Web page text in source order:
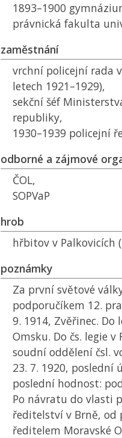
1893–1900
právnická fakulta
zaměstnání
vrchní policejní rada
letech 1921–1929),
sekční šéf
republiky,
1930–1939 policejní
odborné a zájmové
ČOL,
SOPVaP
hrob
hřbitov v Palkovicích
poznámky
Za první světové
podporučíkem 12.
9. 1914, Zvěřinec. Do
Omsku. Do čs. legie v
soudní oddělení čsl.
23. 7. 1920, poslední
poslední hodnost:
Po návratu do vlasti
ředitelství v Brně, od
ředitelem Moravské